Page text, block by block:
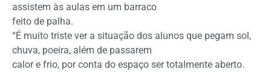
assistem às aulas em um barraco
feito de palha.
“É muito triste ver a situação dos alunos que pegam sol,
chuva, poeira, além de passarem
calor e frio, por conta do espaço ser totalmente aberto.